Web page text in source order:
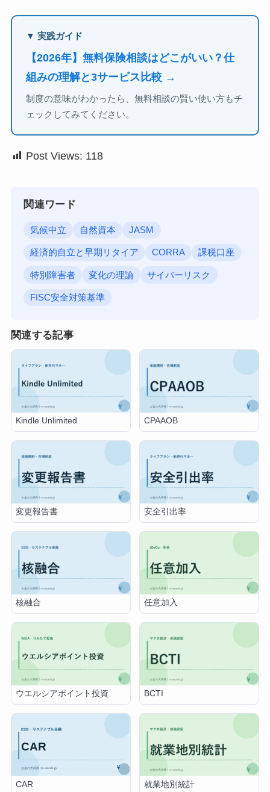
▼ 実践ガイド
【2026年】無料保険相談はどこがいい？仕
組みの理解と3サービス比較 →
制度の意味がわかったら、無料相談の賢い使い方もチ
ェックしてみてください。
Post Views: 118
関連ワード
気候中立 自然資本 JASM
経済的自立と早期リタイア CORRA 課税口座
特別障害者 変化の理論 サイバーリスク
FISC安全対策基準
関連する記事
Kindle Unlimited CPAAOB
変更報告書 安全引出率
核融合 任意加入
ウエルシアポイント投資 BCTI
CAR 就業地別統計